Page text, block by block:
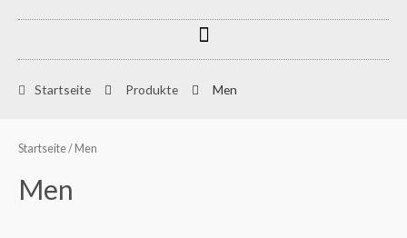
springen
Menu
Startseite Produkte Men
Startseite/ Men
Men